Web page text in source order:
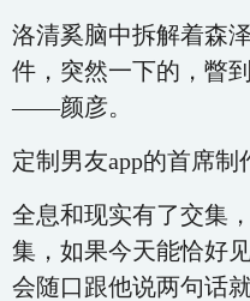
洛清奚脑中拆解着森
件，突然一下的，瞥
——颜彦。
定制男友app的首席制
全息和现实有了交集
集，如果今天能恰好
会随口跟他说两句话就